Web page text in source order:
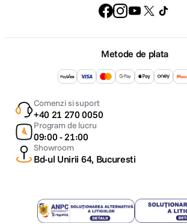
Metode de plata
Comenzi si suport
+40 21 270 0050
Program de lucru
09:00 - 21:00
Showroom
Bd-ul Unirii 64, Bucuresti